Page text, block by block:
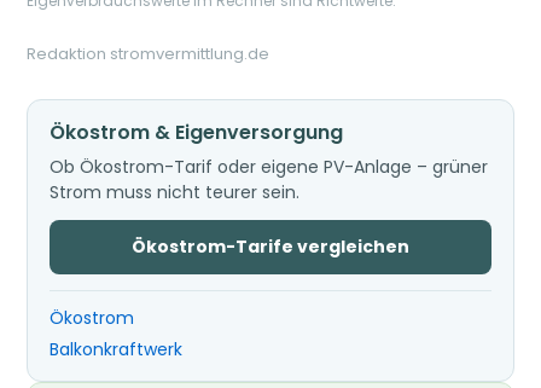
Redaktion stromvermittlung.de
Ökostrom & Eigenversorgung
Ob Ökostrom-Tarif oder eigene PV-Anlage – grüner
Strom muss nicht teurer sein.
Ökostrom-Tarife vergleichen
Ökostrom
Balkonkraftwerk